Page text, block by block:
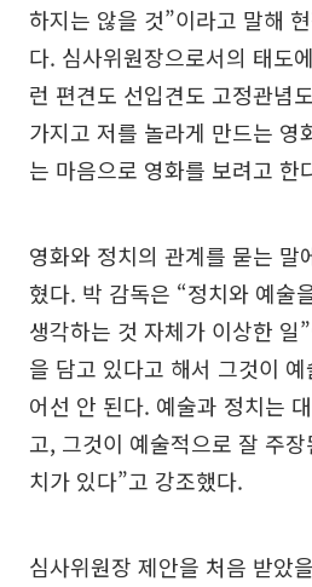
하지는 않을 것”이라고 말해
다. 심사위원장으로서의 태도
런 편견도 선입견도 고정관념
가지고 저를 놀라게 만드는 영
는 마음으로 영화를 보려고 한
영화와 정치의 관계를 묻는 말
혔다. 박 감독은 “정치와 예술
생각하는 것 자체가 이상한 일
을 담고 있다고 해서 그것이
어선 안 된다. 예술과 정치는
고, 그것이 예술적으로 잘 주
치가 있다”고 강조했다.
심사위원장 제안을 처음 받았